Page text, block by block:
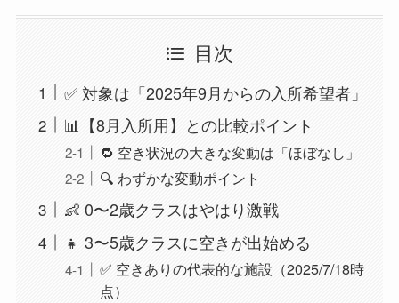
目次
✅ 対象は「2025年9月からの入所希望者」
📊【8月入所用】との比較ポイント
🔁 空き状況の大きな変動は「ほぼなし」
🔍 わずかな変動ポイント
👶 0〜2歳クラスはやはり激戦
👧 3〜5歳クラスに空きが出始める
✅ 空きありの代表的な施設（2025/7/18時
点）